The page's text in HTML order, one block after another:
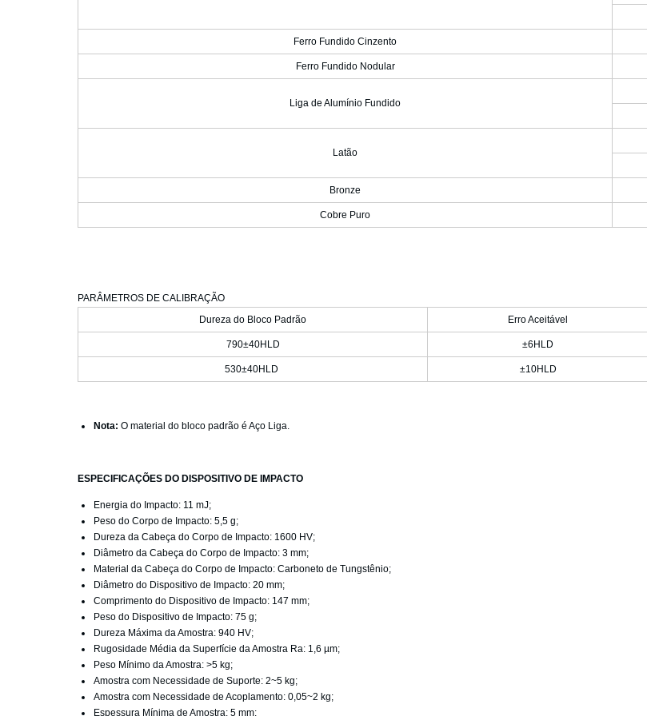
Ferro Fundido Cinzento
Ferro Fundido Nodular
Liga de Alumínio Fundido
Latão
Bronze
Cobre Puro
PARÂMETROS DE CALIBRAÇÃO
Dureza do Bloco Padrão
Erro Aceitável
790±40HLD ±6HLD
530±40HLD ±10HLD
Nota: O material do bloco padrão é Aço Liga.
ESPECIFICAÇÕES DO DISPOSITIVO DE IMPACTO
Energia do Impacto: 11 mJ;
Peso do Corpo de Impacto: 5,5 g;
Dureza da Cabeça do Corpo de Impacto: 1600 HV;
Diâmetro da Cabeça do Corpo de Impacto: 3 mm;
Material da Cabeça do Corpo de Impacto: Carboneto de Tungstênio;
Diâmetro do Dispositivo de Impacto: 20 mm;
Comprimento do Dispositivo de Impacto: 147 mm;
Peso do Dispositivo de Impacto: 75 g;
Dureza Máxima da Amostra: 940 HV;
Rugosidade Média da Superfície da Amostra Ra: 1,6 µm;
Peso Mínimo da Amostra: >5 kg;
Amostra com Necessidade de Suporte: 2~5 kg;
Amostra com Necessidade de Acoplamento: 0,05~2 kg;
Espessura Mínima de Amostra: 5 mm;